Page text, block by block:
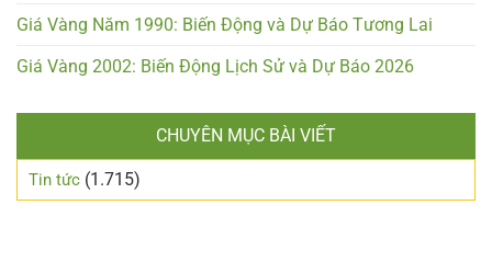
Giá Vàng Năm 1990: Biến Động và Dự Báo Tương Lai
Giá Vàng 2002: Biến Động Lịch Sử và Dự Báo 2026
CHUYÊN MỤC BÀI VIẾT
Tin tức (1.715)